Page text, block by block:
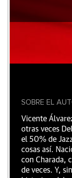
SOBRE EL
Vicente
otras veces
el 50% de
cosas así.
con Charada,
de veces. Y,